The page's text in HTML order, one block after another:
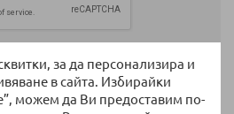
за да персонализира и
в сайта. Избирайки
можем да Ви предоставим по-
Изпратете